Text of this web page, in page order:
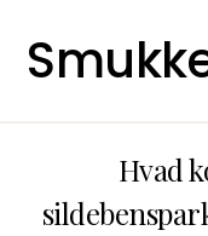
Hvad